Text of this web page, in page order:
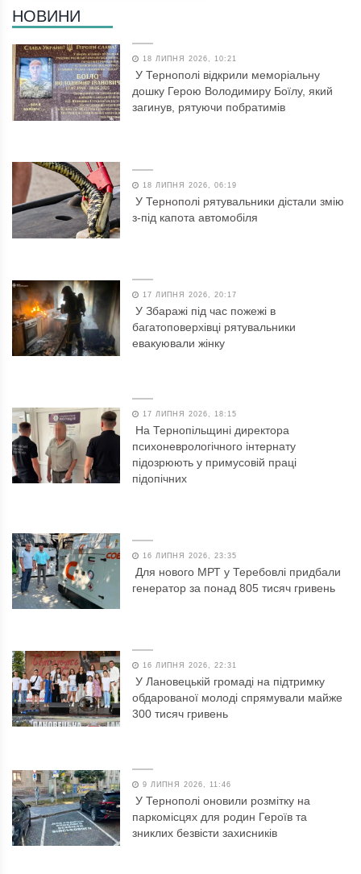
НОВИНИ
18 ЛИПНЯ 2026, 10:21
У Тернополі відкрили меморіальну
дошку Герою Володимиру Боїлу, який
загинув, рятуючи побратимів
18 ЛИПНЯ 2026, 06:19
У Тернополі рятувальники дістали змію
з-під капота автомобіля
17 ЛИПНЯ 2026, 20:17
У Збаражі під час пожежі в
багатоповерхівці рятувальники
евакуювали жінку
17 ЛИПНЯ 2026, 18:15
На Тернопільщині директора
психоневрологічного інтернату
підозрюють у примусовій праці
підопічних
16 ЛИПНЯ 2026, 23:35
Для нового МРТ у Теребовлі придбали
генератор за понад 805 тисяч гривень
16 ЛИПНЯ 2026, 22:31
У Лановецькій громаді на підтримку
обдарованої молоді спрямували майже
300 тисяч гривень
9 ЛИПНЯ 2026, 11:46
У Тернополі оновили розмітку на
паркомісцях для родин Героїв та
зниклих безвісти захисників